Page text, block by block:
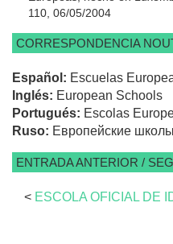
110, 06/05/2004
CORRESPONDENCIA
Español: Escuelas
Inglés: European Schools
Portugués: Escolas
Ruso: Европейские школы
ENTRADA ANTERIOR /
< ESCOLA OFICIAL DE